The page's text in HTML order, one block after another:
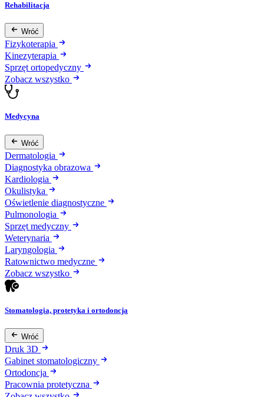
Rehabilitacja
Wróć
Fizykoterapia
Kinezyterapia
Sprzęt ortopedyczny
Zobacz wszystko
Medycyna
Wróć
Dermatologia
Diagnostyka obrazowa
Kardiologia
Okulistyka
Oświetlenie diagnostyczne
Pulmonologia
Sprzęt medyczny
Weterynaria
Laryngologia
Ratownictwo medyczne
Zobacz wszystko
Stomatologia, protetyka i ortodoncja
Wróć
Druk 3D
Gabinet stomatologiczny
Ortodoncja
Pracownia protetyczna